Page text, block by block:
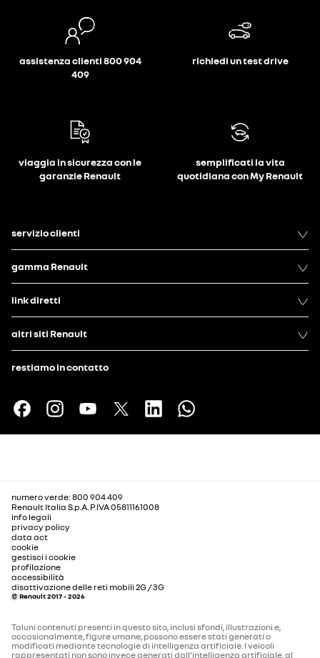
assistenza clienti 800 904
409
richiedi un test drive
viaggia in sicurezza con le
garanzie Renault
semplificati la vita
quotidiana con My Renault
servizio clienti
gamma Renault
link diretti
altri siti Renault
restiamo in contatto
numero verde: 800 904 409
Renault Italia S.p.A. P.IVA 05811161008
info legali
privacy policy
data act
cookie
gestisci i cookie
profilazione
accessibilità
disattivazione delle reti mobili 2G / 3G
© Renault 2017 - 2026
Taluni contenuti presenti in questo sito, inclusi sfondi, illustrazioni e,
occasionalmente, figure umane, possono essere stati generati o
modificati mediante tecnologie di intelligenza artificiale. I veicoli
rappresentati non sono invece generati dall’intelligenza artificiale, al